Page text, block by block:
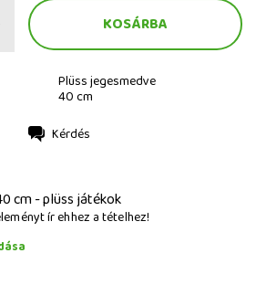
Plüss jegesmedve
40 cm
Kérdés
cm - plüss játékok
ír ehhez a tételhez!